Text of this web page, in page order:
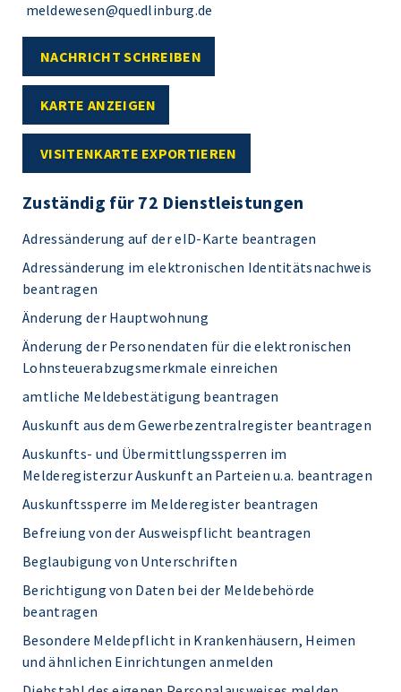
meldewesen@quedlinburg.de
NACHRICHT SCHREIBEN
KARTE ANZEIGEN
VISITENKARTE EXPORTIEREN
Zuständig für 72 Dienstleistungen
Adressänderung auf der eID-Karte beantragen
Adressänderung im elektronischen Identitätsnachweis
beantragen
Änderung der Hauptwohnung
Änderung der Personendaten für die elektronischen
Lohnsteuerabzugsmerkmale einreichen
amtliche Meldebestätigung beantragen
Auskunft aus dem Gewerbezentralregister beantragen
Auskunfts- und Übermittlungssperren im
Melderegisterzur Auskunft an Parteien u.a. beantragen
Auskunftssperre im Melderegister beantragen
Befreiung von der Ausweispflicht beantragen
Beglaubigung von Unterschriften
Berichtigung von Daten bei der Meldebehörde
beantragen
Besondere Meldepflicht in Krankenhäusern, Heimen
und ähnlichen Einrichtungen anmelden